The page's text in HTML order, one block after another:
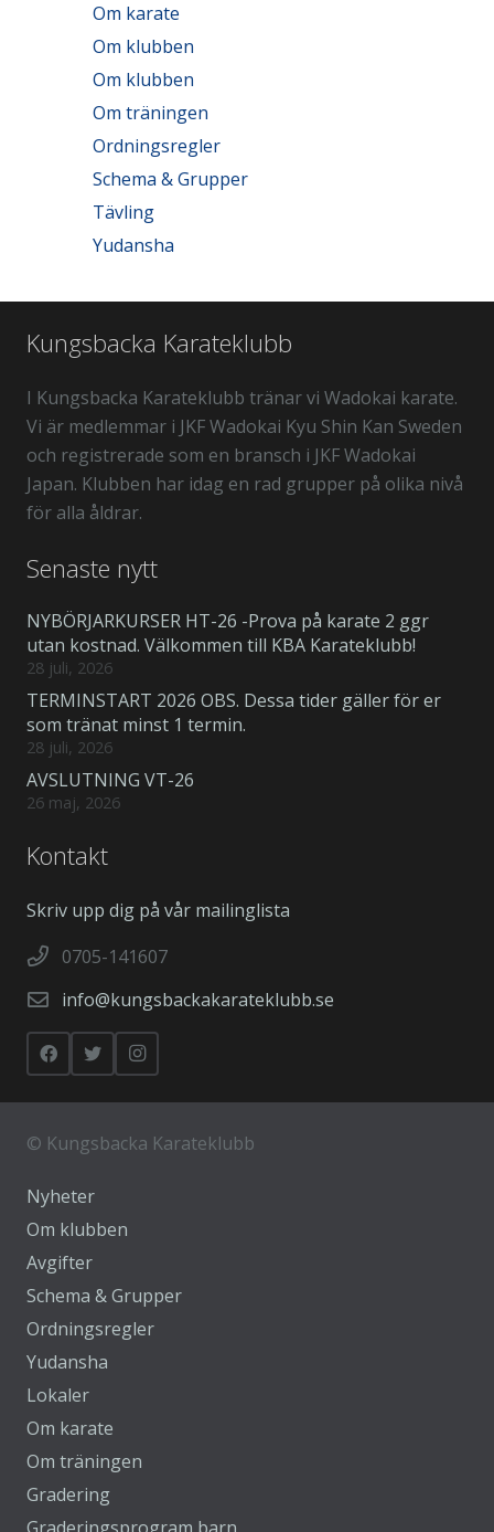
Om karate
Om klubben
Om klubben
Om träningen
Ordningsregler
Schema & Grupper
Tävling
Yudansha
Kungsbacka Karateklubb
I Kungsbacka Karateklubb tränar vi Wadokai karate.
Vi är medlemmar i JKF Wadokai Kyu Shin Kan Sweden
och registrerade som en bransch i JKF Wadokai
Japan. Klubben har idag en rad grupper på olika nivå
för alla åldrar.
Senaste nytt
NYBÖRJARKURSER HT-26 -Prova på karate 2 ggr
utan kostnad. Välkommen till KBA Karateklubb!
28 juli, 2026
TERMINSTART 2026 OBS. Dessa tider gäller för er
som tränat minst 1 termin.
28 juli, 2026
AVSLUTNING VT-26
26 maj, 2026
Kontakt
Skriv upp dig på vår mailinglista
0705-141607
info@kungsbackakarateklubb.se
© Kungsbacka Karateklubb
Nyheter
Om klubben
Avgifter
Schema & Grupper
Ordningsregler
Yudansha
Lokaler
Om karate
Om träningen
Gradering